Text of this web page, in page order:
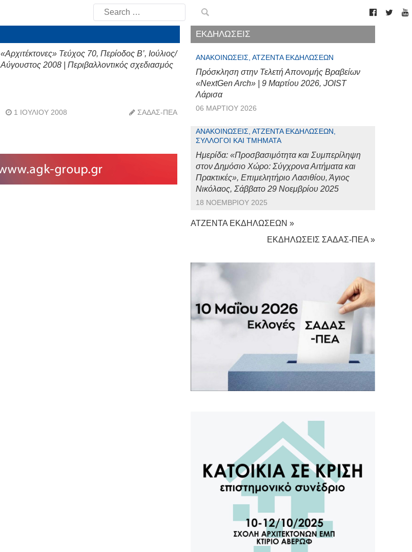
Search
for:
«Αρχιτέκτονες» Τεύχος 70, Περίοδος Β’, Ιούλιος/
Αύγουστος 2008 | Περιβαλλοντικός σχεδιασμός
1 ΙΟΥΛΊΟΥ 2008 ΣΑΔΑΣ-ΠΕΑ
ΕΚΔΗΛΩΣΕΙΣ
ΑΝΑΚΟΙΝΏΣΕΙΣ, ΑΤΖΈΝΤΑ ΕΚΔΗΛΏΣΕΩΝ
Πρόσκληση στην Τελετή Απονομής Βραβείων
«NextGen Arch» | 9 Μαρτίου 2026, JOIST
Λάρισα
06 ΜΑΡΤΊΟΥ 2026
ΑΝΑΚΟΙΝΏΣΕΙΣ, ΑΤΖΈΝΤΑ ΕΚΔΗΛΏΣΕΩΝ,
ΣΎΛΛΟΓΟΙ ΚΑΙ ΤΜΉΜΑΤΑ
Ημερίδα: «Προσβασιμότητα και Συμπερίληψη
στον Δημόσιο Χώρο: Σύγχρονα Αιτήματα και
Πρακτικές», Επιμελητήριο Λασιθίου, Άγιος
Νικόλαος, Σάββατο 29 Νοεμβρίου 2025
18 ΝΟΕΜΒΡΊΟΥ 2025
ΑΤΖΕΝΤΑ ΕΚΔΗΛΩΣΕΩΝ »
ΕΚΔΗΛΩΣΕΙΣ ΣΑΔΑΣ-ΠΕΑ »